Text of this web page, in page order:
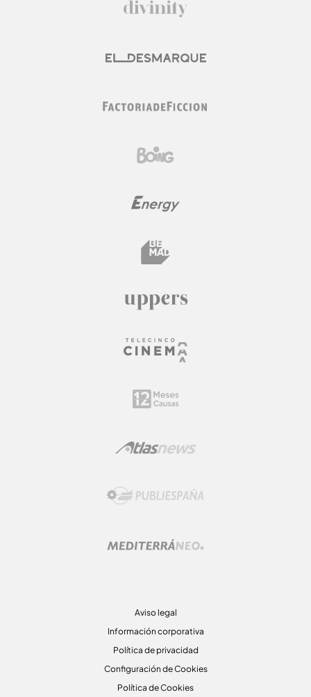
Aviso legal
Información corporativa
Política de privacidad
Configuración de Cookies
Política de Cookies